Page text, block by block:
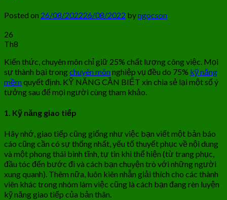
Posted on 26/08/202226/08/2022 byngocson
26
Th8
Kiến thức, chuyên môn chỉ giữ 25% chất lượng công việc. Mọi
sự thành bại trongchuyên mônnghiệp vụ đều do 75% kỹ năng
mềmquyết định. KỸ NĂNG CẦN BIẾT xin chia sẻ lại một số ý
tưởng sau để mọi người cùng tham khảo.
1. Kỹ năng giao tiếp
Hãy nhớ, giao tiếp cũng giống như việc bạn viết một bản báo
cáo cũng cần có sự thống nhất, yếu tố thuyết phục về nội dung
và một phong thái bình tĩnh, tự tin khi thể hiện (từ trang phục,
đầu tóc đến bước đi và cách bạn chuyện trò với những người
xung quanh). Thêm nữa, luôn kiên nhẫn giải thích cho các thành
viên khác trong nhóm làm việc cũng là cách bạn đang rèn luyện
kỹ năng giao tiếp của bản thân.